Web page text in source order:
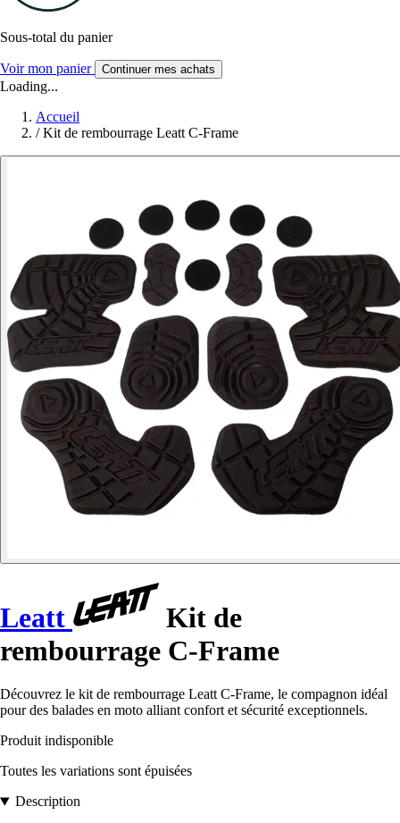
Sous-total du panier
Voir mon panier Continuer mes achats
Loading...
Accueil
/ Kit de rembourrage Leatt C-Frame
Leatt
Kit de
rembourrage C-Frame
Découvrez le kit de rembourrage Leatt C-Frame, le compagnon idéal
pour des balades en moto alliant confort et sécurité exceptionnels.
Produit indisponible
Toutes les variations sont épuisées
Description